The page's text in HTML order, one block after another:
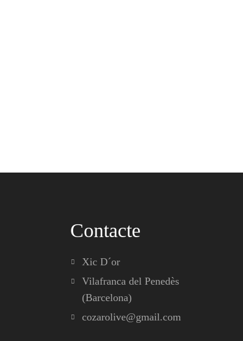
Contacte
Xic D´or
Vilafranca del Penedès
(Barcelona)
cozarolive@gmail.com